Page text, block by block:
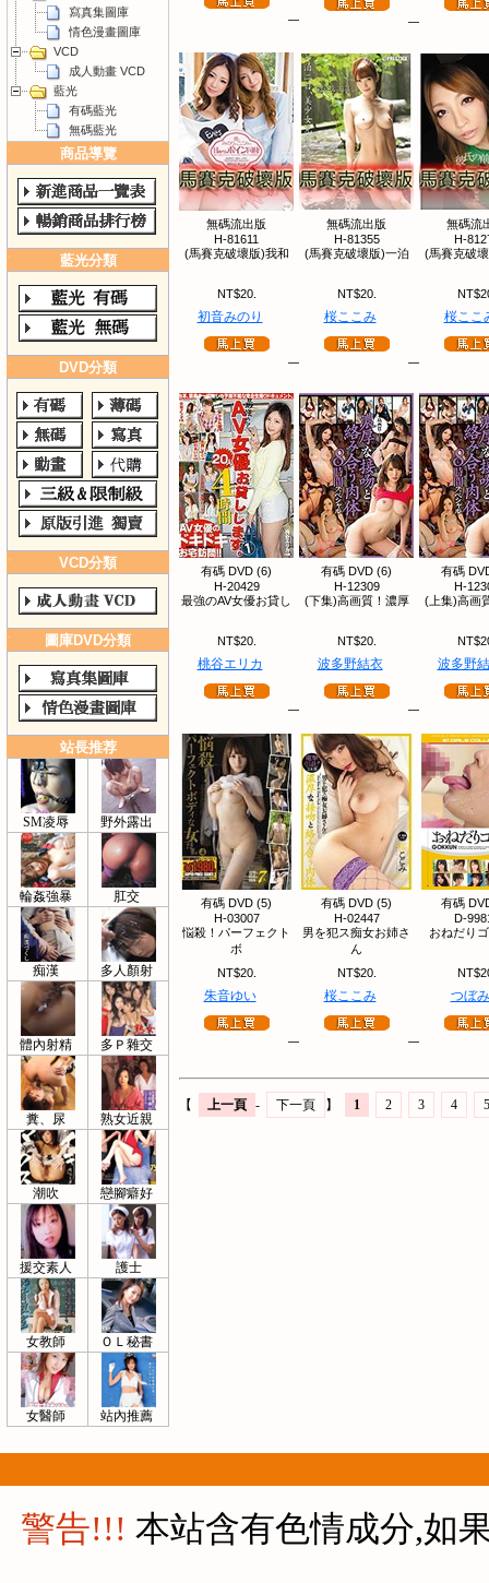
寫真集圖庫
情色漫畫圖庫
VCD
成人動畫 VCD
藍光
有碼藍光
無碼藍光
商品導覽
藍光分類
DVD分類
VCD分類
圖庫DVD分類
站長推荐
SM凌辱 野外露出
輪姦強暴 肛交
痴漢 多人顏射
體內射精 多Ｐ雜交
糞、尿 熟女近親
潮吹 戀腳癖好
援交素人 護士
女教師 ＯＬ秘書
女醫師 站內推薦
無碼流出版
H-81611
(馬賽克破壞版)我和
NT$20.
初音みのり
無碼流出版
H-81355
(馬賽克破壞版)一泊
NT$20.
桜ここみ
無碼流
H-
(馬賽克破
桜ここ
有碼 DVD (6)
H-20429
最強のAV女優お貸し
NT$20.
桃谷エリカ
有碼 DVD (6)
H-12309
(下集)高画質！濃厚
NT$20.
波多野結衣
有碼
H-
(上集)高画
波多野
有碼 DVD (5)
H-03007
悩殺！パーフェクト
ボ
NT$20.
朱音ゆい
有碼 DVD (5)
H-02447
男を犯ス痴女お姉さ
ん
NT$20.
桜ここみ
有碼
D-
おねだり
つぼみ
【 上一頁 - 下一頁 】 1 2 3 4 5
警告!!! 本站含有色情成分,如